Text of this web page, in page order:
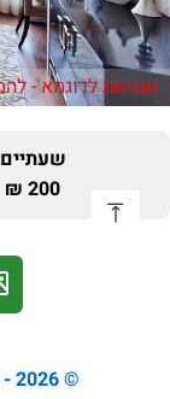
תמונות לדוגמא -
שעתיים
200 ₪
© 2026 - כל הזכויות שמורות ל- heshev.net